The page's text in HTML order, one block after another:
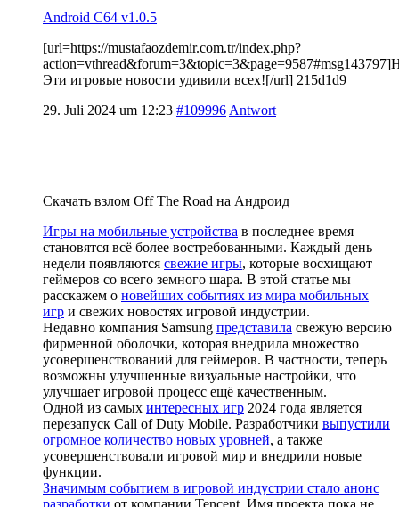
Android C64 v1.0.5
[url=https://mustafaozdemir.com.tr/index.php?
Эти игровые новости удивили всех![/url] 215d1d9
29. Juli 2024 um 12:23 #109996 Antwort
Скачать взлом Off The Road на Андроид
Игры на мобильные устройства в последнее время
становятся всё более востребованными. Каждый день
недели появляются свежие игры, которые восхищают
геймеров со всего земного шара. В этой статье мы
расскажем о новейших событиях из мира мобильных
игр и свежих новостях игровой индустрии.
Недавно компания Samsung представила свежую версию
фирменной оболочки, которая внедрила множество
усовершенствований для геймеров. В частности, теперь
возможны улучшенные визуальные настройки, что
улучшает игровой процесс ещё качественным.
Одной из самых интересных игр 2024 года является
перезапуск Call of Duty Mobile. Разработчики выпустили
огромное количество новых уровней, а также
усовершенствовали игровой мир и внедрили новые
функции.
Значимым событием в игровой индустрии стало анонс
разработки от компании Tencent. Имя проекта пока не